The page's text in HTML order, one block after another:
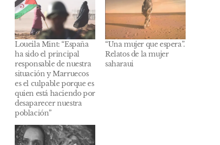
Loueila Mint: “España
ha sido el principal
responsable de nuestra
situación y Marruecos
es el culpable porque es
quien está haciendo por
desaparecer nuestra
población”
“Una mujer que espera”.
Relatos de la mujer
saharaui